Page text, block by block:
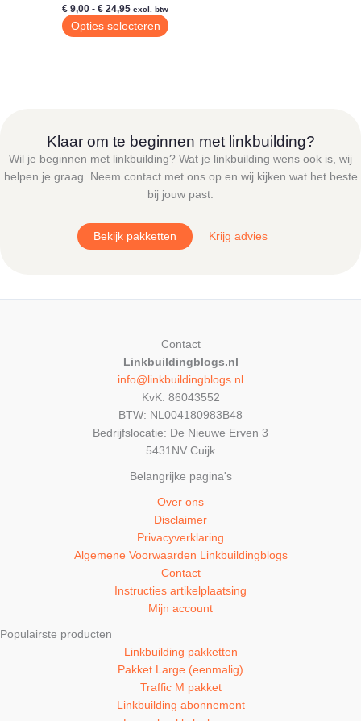
€ 9,00 - € 24,95 Prijsklasse:
€ 9,00
tot
excl. btw
Opties selecteren
Dit
kan
gekozen
worden
op
productpagina
Klaar om te beginnen met linkbuilding?
Wil je beginnen met linkbuilding? Wat je linkbuilding wens ook is, wij
helpen je graag. Neem contact met ons op en wij kijken wat het beste
bij jouw past.
Bekijk pakketten Krijg advies
Contact
Linkbuildingblogs.nl
info@linkbuildingblogs.nl
KvK: 86043552
BTW: NL004180983B48
Bedrijfslocatie: De Nieuwe Erven 3
5431NV Cuijk
Belangrijke pagina's
Over ons
Disclaimer
Privacyverklaring
Algemene Voorwaarden Linkbuildingblogs
Contact
Instructies artikelplaatsing
Mijn account
Populairste producten
Linkbuilding pakketten
Pakket Large (eenmalig)
Traffic M pakket
Linkbuilding abonnement